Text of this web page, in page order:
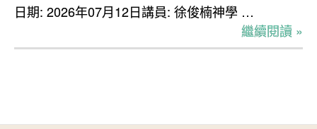
日期: 2026年07月12日講員: 徐俊楠神學 …
繼續閱讀 »